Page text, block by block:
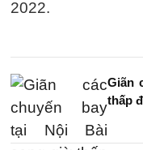
2022.
Giãn
thấp